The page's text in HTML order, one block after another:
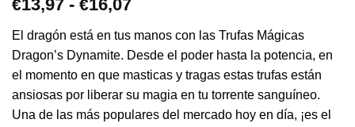
€13,97 - €16,07
precios:
desde
€13,97
hasta
€16,07
El dragón está en tus manos con las Trufas Mágicas
Dragon’s Dynamite. Desde el poder hasta la potencia, en
el momento en que masticas y tragas estas trufas están
ansiosas por liberar su magia en tu torrente sanguíneo.
Una de las más populares del mercado hoy en día, ¡es el